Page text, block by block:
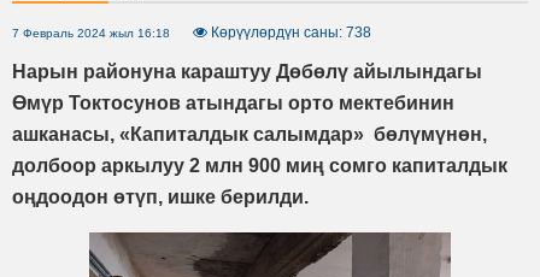
7 Февраль 2024 жыл 16:18 Көрүүлөрдүн саны: 738
Нарын районуна караштуу Дөбөлү айылындагы
Өмүр Токтосунов атындагы орто мектебинин
ашканасы, «Капиталдык салымдар» бөлүмүнөн,
долбоор аркылуу 2 млн 900 миң сомго капиталдык
оңдоодон өтүп, ишке берилди.